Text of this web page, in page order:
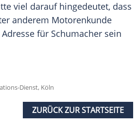
viel darauf hingedeutet, dass
anderem Motorenkunde
für Schumacher sein
Dienst, Köln
ZURÜCK ZUR STARTSEITE